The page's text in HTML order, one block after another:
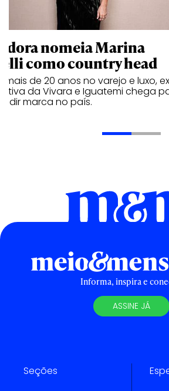
nomeia Marina
como country head
mais de 20 anos no varejo e luxo,
da Vivara e Iguatemi chega
marca no país.
Informa, inspira e
ASSINE JÁ
Seções